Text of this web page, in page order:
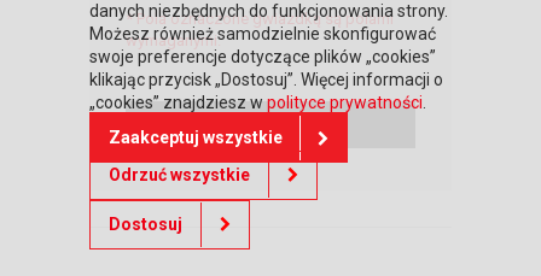
* Pola oznaczone gwiazdką są polami
wymaganymi.
danych niezbędnych do funkcjonowania strony.
Możesz również samodzielnie skonfigurować
swoje preferencje dotyczące plików „cookies”
klikając przycisk „Dostosuj”. Więcej informacji o
„cookies” znajdziesz w polityce prywatności.
Zaakceptuj wszystkie
Odrzuć wszystkie
Dostosuj